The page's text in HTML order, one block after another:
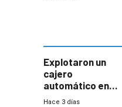
con mayor
miedo”
Explotaron un
cajero
automático en
Parque Miramar;
Hace 3 días